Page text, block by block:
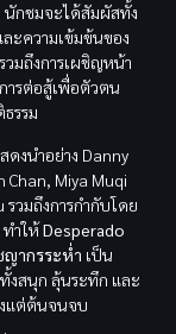
นักชมจะได้สัมผัสทั้ง
ะความเข้มข้นของ
วมถึงการเผชิญหน้า
ารต่อสู้เพื่อตัวตน
รรม
งนำอย่าง Danny
Chan, Miya Muqi
รวมถึงการกำกับโดย
ทำให้Desperado
ากรระห่ำ เป็น
งสนุก ลุ้นระทึก และ
แต่ต้นจนจบ